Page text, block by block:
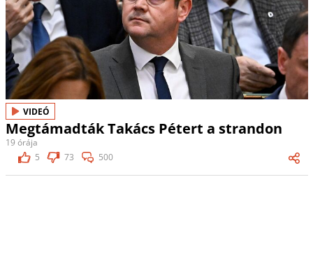
VIDEÓ
Megtámadták Takács Pétert a strandon
19 órája
5
73 500